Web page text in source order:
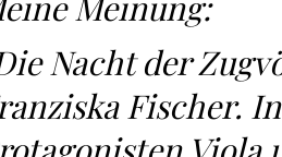
Nacht der
Fischer.